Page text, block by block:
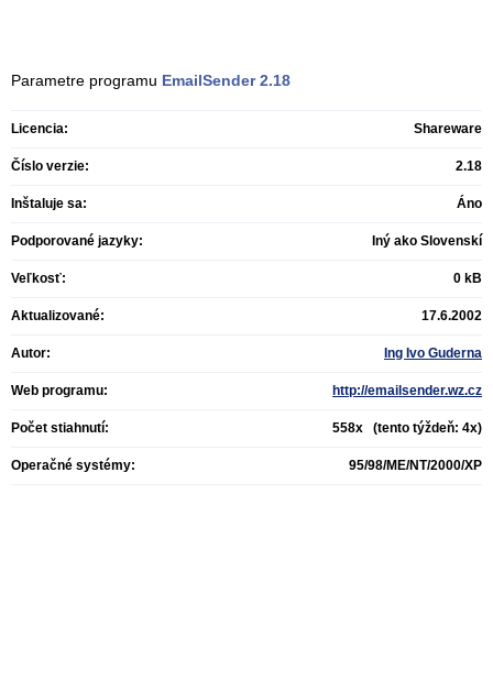
Parametre programu EmailSender 2.18
Licencia: Shareware
Číslo verzie: 2.18
Inštaluje sa: Áno
Podporované jazyky: Iný ako Slovenskí
Veľkosť: 0 kB
Aktualizované: 17.6.2002
Autor: Ing Ivo Guderna
Web programu: http://emailsender.wz.cz
Počet stiahnutí: 558x (tento týždeň: 4x)
Operačné systémy: 95/98/ME/NT/2000/XP